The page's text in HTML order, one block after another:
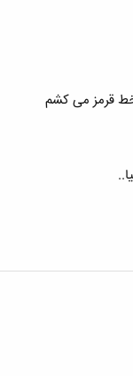
قرمز می کشم